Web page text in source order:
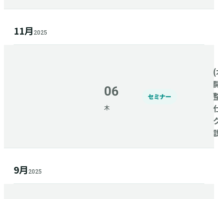
11月 2025
06
木
セミナー
9月 2025